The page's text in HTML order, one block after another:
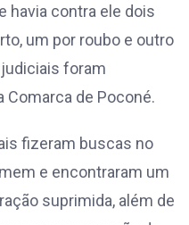
havia contra ele dois
um por roubo e outro
foram
Comarca de Poconé.
fizeram buscas no
e encontraram um
suprimida, além de